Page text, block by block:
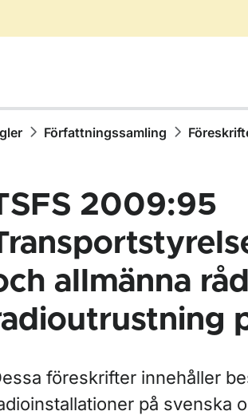
Författningssamling
för Författningssamling
2009:95
allmänna
föreskrifter innehåller
på svenska